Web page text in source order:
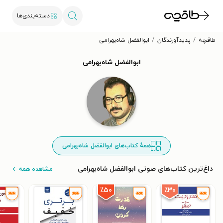
دسته‌بندی‌ها
طاقچه پدیدآورندگان ابوالفضل شاه‌بهرامی
ابوالفضل شاه‌بهرامی
همهٔ کتاب‌های ابوالفضل شاه‌بهرامی
داغ‌ترین کتاب‌های صوتی ابوالفضل شاه‌بهرامی مشاهده همه
٪۳۰ ٪۵۰